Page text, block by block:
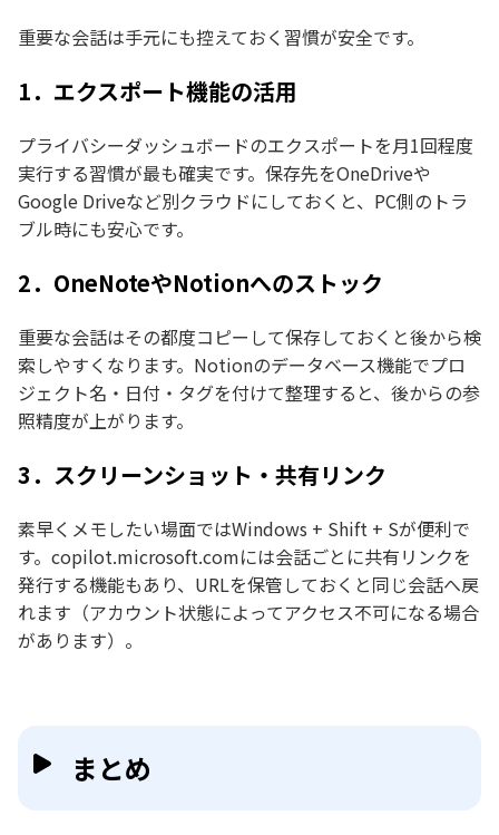
重要な会話は手元にも控えておく習慣が安全です。
1．エクスポート機能の活用
プライバシーダッシュボードのエクスポートを月1回程度
実行する習慣が最も確実です。保存先をOneDriveや
Google Driveなど別クラウドにしておくと、PC側のトラ
ブル時にも安心です。
2．OneNoteやNotionへのストック
重要な会話はその都度コピーして保存しておくと後から検
索しやすくなります。Notionのデータベース機能でプロ
ジェクト名・日付・タグを付けて整理すると、後からの参
照精度が上がります。
3．スクリーンショット・共有リンク
素早くメモしたい場面ではWindows + Shift + Sが便利で
す。copilot.microsoft.comには会話ごとに共有リンクを
発行する機能もあり、URLを保管しておくと同じ会話へ戻
れます（アカウント状態によってアクセス不可になる場合
があります）。
まとめ